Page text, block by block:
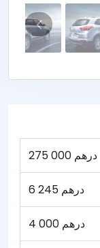
275 000 درهم
6 245 درهم
4 000 درهم